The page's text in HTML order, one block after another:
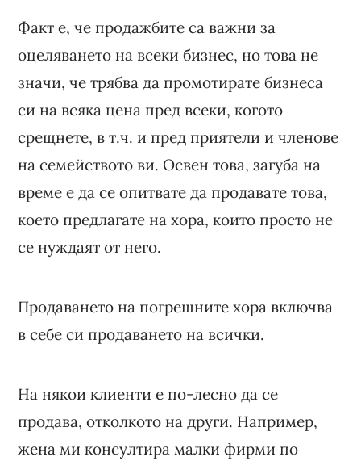
Факт е, че продажбите са важни за
оцеляването на всеки бизнес, но това не
значи, че трябва да промотирате бизнеса
си на всяка цена пред всеки, когото
срещнете, в т.ч. и пред приятели и членове
на семейството ви. Освен това, загуба на
време е да се опитвате да продавате това,
което предлагате на хора, които просто не
се нуждаят от него.
Продаването на погрешните хора включва
в себе си продаването на всички.
На някои клиенти е по-лесно да се
продава, отколкото на други. Например,
жена ми консултира малки фирми по